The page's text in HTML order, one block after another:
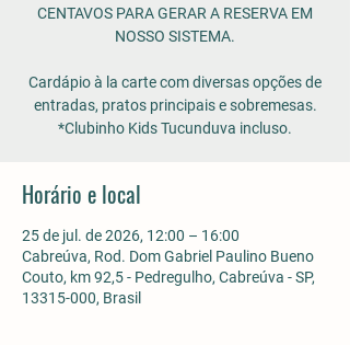
CENTAVOS PARA GERAR A RESERVA EM
NOSSO SISTEMA.
Cardápio à la carte com diversas opções de
entradas, pratos principais e sobremesas.
*Clubinho Kids Tucunduva incluso.
Horário e local
25 de jul. de 2026, 12:00 – 16:00
Cabreúva, Rod. Dom Gabriel Paulino Bueno
Couto, km 92,5 - Pedregulho, Cabreúva - SP,
13315-000, Brasil